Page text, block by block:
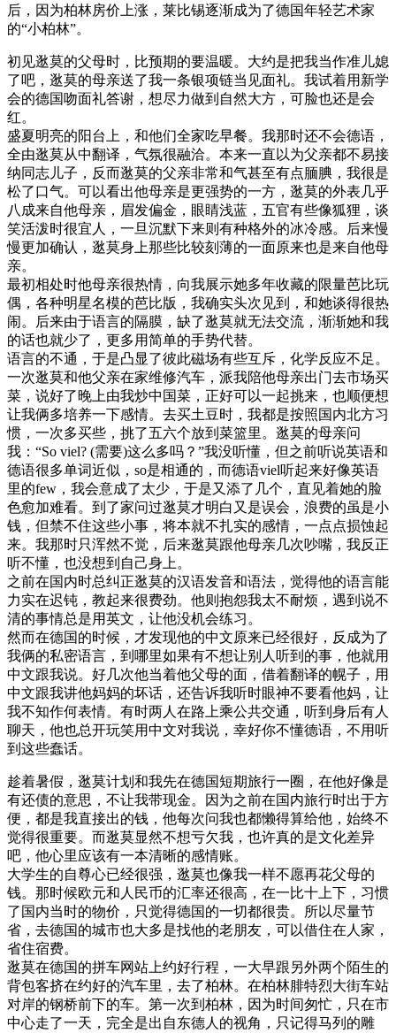
后，因为柏林房价上涨，莱比锡逐渐成为了德国年轻艺术家
的“小柏林”。
初见逖莫的父母时，比预期的要温暖。大约是把我当作准儿媳
了吧，逖莫的母亲送了我一条银项链当见面礼。我试着用新学
会的德国吻面礼答谢，想尽力做到自然大方，可脸也还是会
红。
盛夏明亮的阳台上，和他们全家吃早餐。我那时还不会德语，
全由逖莫从中翻译，气氛很融洽。本来一直以为父亲都不易接
纳同志儿子，反而逖莫的父亲非常和气甚至有点腼腆，我很是
松了口气。可以看出他母亲是更强势的一方，逖莫的外表几乎
八成来自他母亲，眉发偏金，眼睛浅蓝，五官有些像狐狸，谈
笑活泼时很宜人，一旦沉默下来则有种格外的冰冷感。后来慢
慢更加确认，逖莫身上那些比较刻薄的一面原来也是来自他母
亲。
最初相处时他母亲很热情，向我展示她多年收藏的限量芭比玩
偶，各种明星名模的芭比版，我确实头次见到，和她谈得很热
闹。后来由于语言的隔膜，缺了逖莫就无法交流，渐渐她和我
的话也就少了，更多用简单的手势代替。
语言的不通，于是凸显了彼此磁场有些互斥，化学反应不足。
一次逖莫和他父亲在家维修汽车，派我陪他母亲出门去市场买
菜，说好了晚上由我炒中国菜，正好可以一起挑来，也顺便想
让我俩多培养一下感情。去买土豆时，我都是按照国内北方习
惯，一次多买些，挑了五六个放到菜篮里。逖莫的母亲问
我：“So viel? (需要)这么多吗？”我没听懂，但之前听说英语和
德语很多单词近似，so是相通的，而德语viel听起来好像英语
里的few，我会意成了太少，于是又添了几个，直见着她的脸
色愈加难看。到了家问过逖莫才明白又是误会，浪费的虽是小
钱，但禁不住这些小事，将本就不扎实的感情，一点点损蚀起
来。我那时只浑然不觉，后来逖莫跟他母亲几次吵嘴，我反正
听不懂，也没想到自己身上。
之前在国内时总纠正逖莫的汉语发音和语法，觉得他的语言能
力实在迟钝，教起来很费劲。他则抱怨我太不耐烦，遇到说不
清的事情总是用英文，让他没机会练习。
然而在德国的时候，才发现他的中文原来已经很好，反成为了
我俩的私密语言，到哪里如果有不想让别人听到的事，他就用
中文跟我说。好几次他当着他父母的面，借着翻译的幌子，用
中文跟我讲他妈妈的坏话，还告诉我听时眼神不要看他妈，让
我不知作何表情。有时两人在路上乘公共交通，听到身后有人
聊天，他也总开玩笑用中文对我说，幸好你不懂德语，不用听
到这些蠢话。
趁着暑假，逖莫计划和我先在德国短期旅行一圈，在他好像是
有还债的意思，不让我带现金。因为之前在国内旅行时出于方
便，都是我直接出的钱，他每次问我也都懒得算给他，始终不
觉得很重要。而逖莫显然不想亏欠我，也许真的是文化差异
吧，他心里应该有一本清晰的感情账。
大学生的自尊心已经很强，逖莫也像我一样不愿再花父母的
钱。那时候欧元和人民币的汇率还很高，在一比十上下，习惯
了国内当时的物价，只觉得德国的一切都很贵。所以尽量节
省，去德国的城市也大多是找他的老朋友，可以借住在人家，
省住宿费。
逖莫在德国的拼车网站上约好行程，一大早跟另外两个陌生的
背包客挤在约好的汽车里，去了柏林。在柏林腓特烈大街车站
对岸的钢桥前下的车。第一次到柏林，因为时间匆忙，只在市
中心走了一天，完全是出自东德人的视角，只记得马列的雕